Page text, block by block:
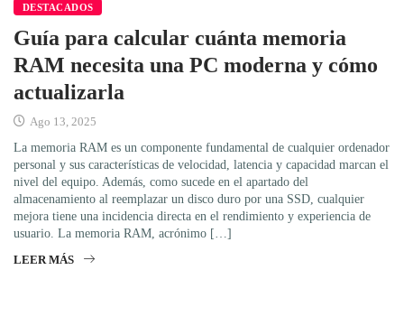
DESTACADOS
Guía para calcular cuánta memoria
RAM necesita una PC moderna y cómo
actualizarla
Ago 13, 2025
La memoria RAM es un componente fundamental de cualquier ordenador
personal y sus características de velocidad, latencia y capacidad marcan el
nivel del equipo. Además, como sucede en el apartado del
almacenamiento al reemplazar un disco duro por una SSD, cualquier
mejora tiene una incidencia directa en el rendimiento y experiencia de
usuario. La memoria RAM, acrónimo […]
LEER MÁS